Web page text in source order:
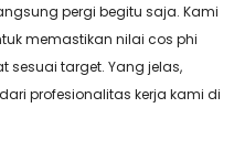
pergi begitu saja. Kami
memastikan nilai cos phi
sesuai target. Yang jelas,
profesionalitas kerja kami di